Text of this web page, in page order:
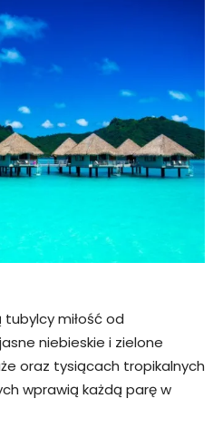
miłość od
niebieskie i zielone
oraz tysiącach tropikalnych
wprawią każdą parę w